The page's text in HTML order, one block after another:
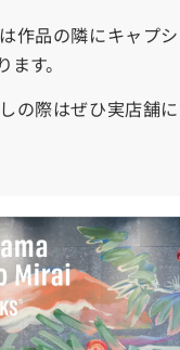
作品の隣にキャプ
す。
の際はぜひ実店舗